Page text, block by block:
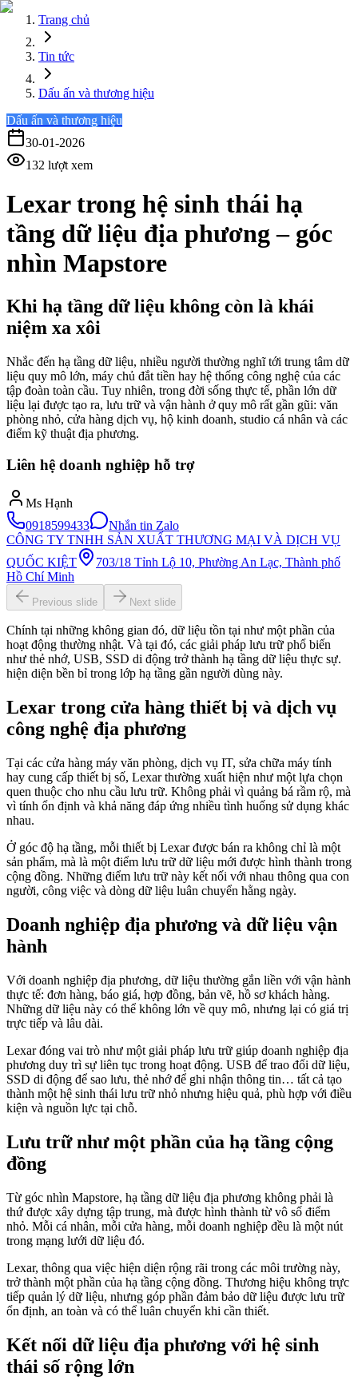
Trang chủ
Tin tức
Dấu ấn và thương hiệu
Dấu ấn và thương hiệu
30-01-2026
132 lượt xem
Lexar trong hệ sinh thái hạ
tầng dữ liệu địa phương – góc
nhìn Mapstore
Khi hạ tầng dữ liệu không còn là khái
niệm xa xôi
Nhắc đến hạ tầng dữ liệu, nhiều người thường nghĩ tới trung tâm dữ
liệu quy mô lớn, máy chủ đắt tiền hay hệ thống công nghệ của các
tập đoàn toàn cầu. Tuy nhiên, trong đời sống thực tế, phần lớn dữ
liệu lại được tạo ra, lưu trữ và vận hành ở quy mô rất gần gũi: văn
phòng nhỏ, cửa hàng dịch vụ, hộ kinh doanh, studio cá nhân và các
điểm kỹ thuật địa phương.
Liên hệ doanh nghiệp hỗ trợ
Ms Hạnh
0918599433
Nhắn tin Zalo
CÔNG TY TNHH SẢN XUẤT THƯƠNG MẠI VÀ DỊCH VỤ
QUỐC KIỆT
703/18 Tỉnh Lộ 10, Phường An Lạc, Thành phố
Hồ Chí Minh
Previous slide Next slide
Chính tại những không gian đó, dữ liệu tồn tại như một phần của
hoạt động thường nhật. Và tại đó, các giải pháp lưu trữ phổ biến
như thẻ nhớ, USB, SSD di động trở thành hạ tầng dữ liệu thực sự.
hiện diện bền bỉ trong lớp hạ tầng gần người dùng này.
Lexar trong cửa hàng thiết bị và dịch vụ
công nghệ địa phương
Tại các cửa hàng máy văn phòng, dịch vụ IT, sửa chữa máy tính
hay cung cấp thiết bị số, Lexar thường xuất hiện như một lựa chọn
quen thuộc cho nhu cầu lưu trữ. Không phải vì quảng bá rầm rộ, mà
vì tính ổn định và khả năng đáp ứng nhiều tình huống sử dụng khác
nhau.
Ở góc độ hạ tầng, mỗi thiết bị Lexar được bán ra không chỉ là một
sản phẩm, mà là một điểm lưu trữ dữ liệu mới được hình thành trong
cộng đồng. Những điểm lưu trữ này kết nối với nhau thông qua con
người, công việc và dòng dữ liệu luân chuyển hằng ngày.
Doanh nghiệp địa phương và dữ liệu vận
hành
Với doanh nghiệp địa phương, dữ liệu thường gắn liền với vận hành
thực tế: đơn hàng, báo giá, hợp đồng, bản vẽ, hồ sơ khách hàng.
Những dữ liệu này có thể không lớn về quy mô, nhưng lại có giá trị
trực tiếp và lâu dài.
Lexar đóng vai trò như một giải pháp lưu trữ giúp doanh nghiệp địa
phương duy trì sự liên tục trong hoạt động. USB để trao đổi dữ liệu,
SSD di động để sao lưu, thẻ nhớ để ghi nhận thông tin… tất cả tạo
thành một hệ sinh thái lưu trữ nhỏ nhưng hiệu quả, phù hợp với điều
kiện và nguồn lực tại chỗ.
Lưu trữ như một phần của hạ tầng cộng
đồng
Từ góc nhìn Mapstore, hạ tầng dữ liệu địa phương không phải là
thứ được xây dựng tập trung, mà được hình thành từ vô số điểm
nhỏ. Mỗi cá nhân, mỗi cửa hàng, mỗi doanh nghiệp đều là một nút
trong mạng lưới dữ liệu đó.
Lexar, thông qua việc hiện diện rộng rãi trong các môi trường này,
trở thành một phần của hạ tầng cộng đồng. Thương hiệu không trực
tiếp quản lý dữ liệu, nhưng góp phần đảm bảo dữ liệu được lưu trữ
ổn định, an toàn và có thể luân chuyển khi cần thiết.
Kết nối dữ liệu địa phương với hệ sinh
thái số rộng lớn